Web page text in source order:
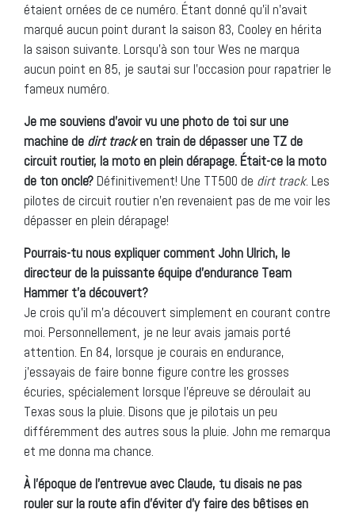
étaient ornées de ce numéro. Étant donné qu’il n’avait
marqué aucun point durant la saison 83, Cooley en hérita
la saison suivante. Lorsqu’à son tour Wes ne marqua
aucun point en 85, je sautai sur l’occasion pour rapatrier le
fameux numéro.
Je me souviens d’avoir vu une photo de toi sur une
machine de dirt tracken train de dépasser une TZ de
circuit routier, la moto en plein dérapage. Était-ce la moto
de ton oncle? Définitivement! Une TT500 de dirt track. Les
pilotes de circuit routier n’en revenaient pas de me voir les
dépasser en plein dérapage!
Pourrais-tu nous expliquer comment John Ulrich, le
directeur de la puissante équipe d’endurance Team
Hammer t’a découvert?
Je crois qu’il m’a découvert simplement en courant contre
moi. Personnellement, je ne leur avais jamais porté
attention. En 84, lorsque je courais en endurance,
j’essayais de faire bonne figure contre les grosses
écuries, spécialement lorsque l’épreuve se déroulait au
Texas sous la pluie. Disons que je pilotais un peu
différemment des autres sous la pluie. John me remarqua
et me donna ma chance.
À l’époque de l’entrevue avec Claude, tu disais ne pas
rouler sur la route afin d’éviter d’y faire des bêtises en